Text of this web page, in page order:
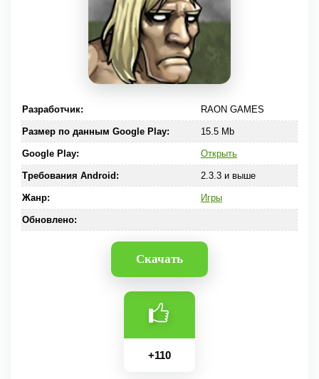
Разработчик: RAON GAMES
Размер по данным Google Play: 15.5 Mb
Google Play: Открыть
Требования Android: 2.3.3 и выше
Жанр: Игры
Обновлено:
Скачать
+110